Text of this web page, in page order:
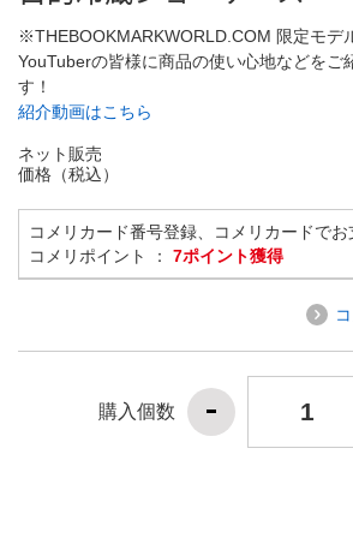
※THEBOOKMARKWORLD.COM 限定モデ
YouTuberの皆様に商品の使い心地などをご
す！
紹介動画はこちら
ネット販売
価格（税込）
コメリカード番号登録、コメリカードでお
コメリポイント ： 7ポイント獲得
購入個数